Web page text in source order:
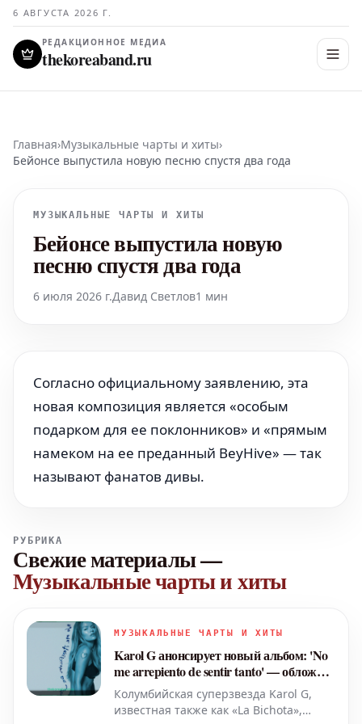
6 АВГУСТА 2026 Г.
РЕДАКЦИОННОЕ МЕДИА
thekoreaband.ru
Главная›Музыкальные чарты и хиты›
Бейонсе выпустила новую песню спустя два года
МУЗЫКАЛЬНЫЕ ЧАРТЫ И ХИТЫ
Бейонсе выпустила новую
песню спустя два года
6 июля 2026 г.Давид Светлов1 мин
Согласно официальному заявлению, эта
новая композиция является «особым
подарком для ее поклонников» и «прямым
намеком на ее преданный BeyHive» — так
называют фанатов дивы.
РУБРИКА
Свежие материалы—
Музыкальные чарты и хиты
МУЗЫКАЛЬНЫЕ ЧАРТЫ И ХИТЫ
Karol G анонсирует новый альбом: 'No
me arrepiento de sentir tanto' — обложка
и дата выхода
Колумбийская суперзвезда Karol G,
известная также как «La Bichota»,